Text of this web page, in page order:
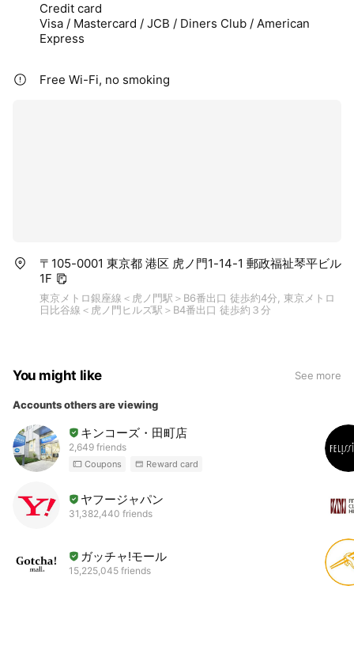
Credit card
Visa / Mastercard / JCB / Diners Club / American
Express
Free Wi-Fi, no smoking
〒105-0001 東京都 港区 虎ノ門1-14-1 郵政福祉琴平ビル
1F
東京メトロ銀座線＜虎ノ門駅＞B6番出口 徒歩約4分, 東京メトロ
日比谷線＜虎ノ門ヒルズ駅＞B4番出口 徒歩約３分
You might like See more
Accounts others are viewing
キンコーズ・田町店
2,649 friends
Coupons Reward card
ヤフージャパン
31,382,440 friends
ガッチャ!モール
15,225,045 friends